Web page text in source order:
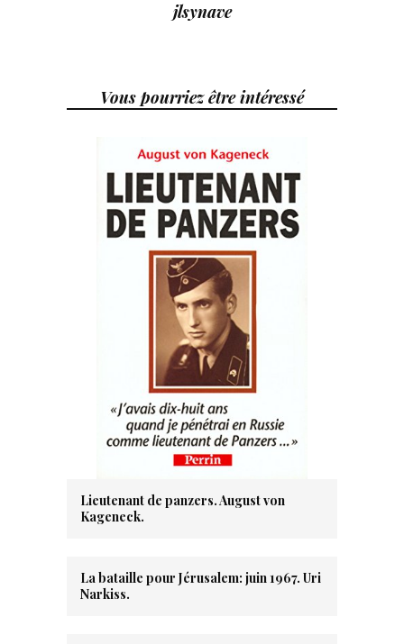
jlsynave
Vous pourriez être intéressé
Lieutenant de panzers. August von
Kageneck.
La bataille pour Jérusalem: juin 1967. Uri
Narkiss.